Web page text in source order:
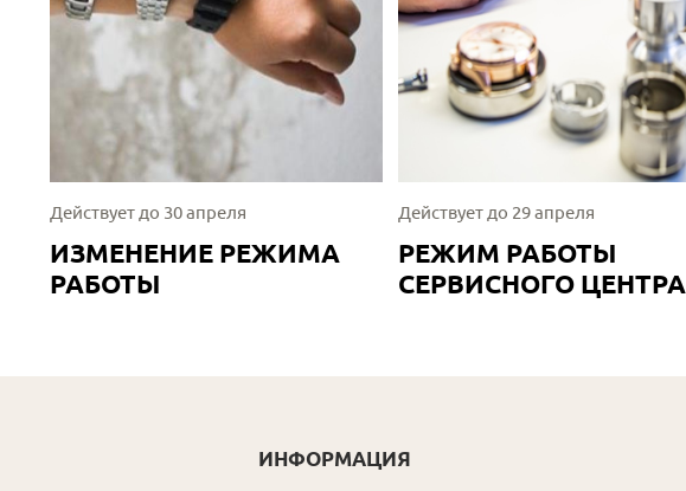
Действует до 30 апреля
ИЗМЕНЕНИЕ РЕЖИМА
РАБОТЫ
Действует до 29 апреля
РЕЖИМ РАБОТЫ
СЕРВИСНОГО ЦЕНТРА
ИНФОРМАЦИЯ